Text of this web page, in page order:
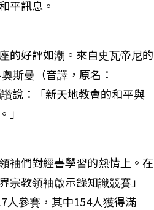
平訊息。
的好評如潮。來自史瓦帝尼的
斯曼（音譯，原名：
說：「新天地教會的和平與
」
袖們對經書學習的熱情上。在
宗教領袖啟示錄知識競賽」
人參賽，其中154人獲得滿